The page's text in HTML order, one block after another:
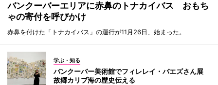
バンクーバーエリアに赤鼻のトナカイバス おもち
ゃの寄付を呼びかけ
赤鼻を付けた「トナカイバス」の運行が11月26日、始まった。
学ぶ・知る
バンクーバー美術館でフィレレイ・バエズさん展
故郷カリブ海の歴史伝える